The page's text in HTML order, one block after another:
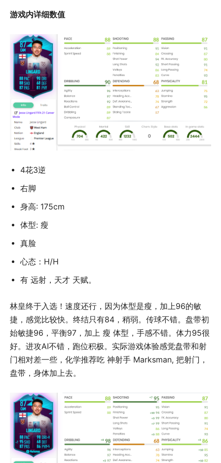
游戏内详细数值
4花3逆
右脚
身高: 175cm
体型: 瘦
真脸
心态：H/H
有 远射，天才 天赋。
林皇终于入选！速度还行，因为体型是瘦，加上96的敏
捷，感觉比较快。终结只有84，稍弱。传球不错。盘带初
始敏捷96，平衡97，加上 瘦 体型，手感不错。体力95很
好。进攻AI不错，跑位积极。实际游戏体验感觉盘带和射
门相对差一些，化学推荐吃 神射手 Marksman, 把射门，
盘带，身体加上去。